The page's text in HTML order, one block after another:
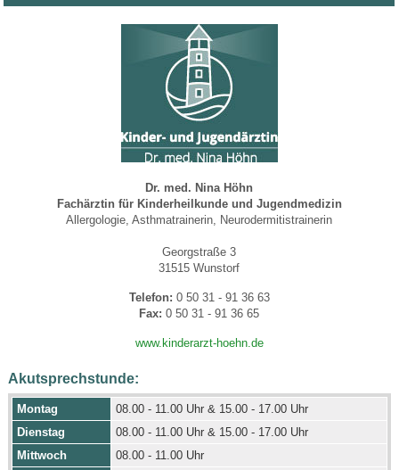
Dr. med. Nina Höhn
Fachärztin für Kinderheilkunde und Jugendmedizin
Allergologie, Asthmatrainerin, Neurodermitistrainerin
Georgstraße 3
31515 Wunstorf
Telefon: 0 50 31 - 91 36 63
Fax: 0 50 31 - 91 36 65
www.kinderarzt-hoehn.de
Akutsprechstunde:
Montag
08.00 - 11.00 Uhr & 15.00 - 17.00 Uhr
Dienstag
08.00 - 11.00 Uhr & 15.00 - 17.00 Uhr
Mittwoch
08.00 - 11.00 Uhr